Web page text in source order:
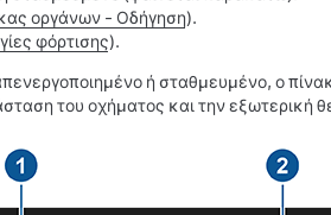
οργάνων - Οδήγηση).
φόρτισης).
ή σταθμευμένο, ο
του οχήματος και την εξωτερική